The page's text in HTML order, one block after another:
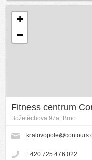
+
−
Fitness centrum
Božetěchova 97a, Brno
+420 725 476 022